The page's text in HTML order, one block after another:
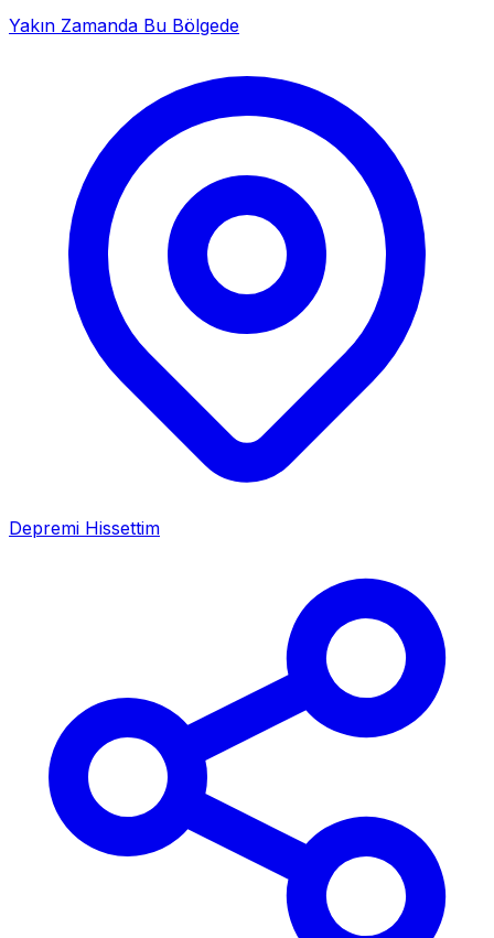
Yakın Zamanda Bu Bölgede
Depremi Hissettim